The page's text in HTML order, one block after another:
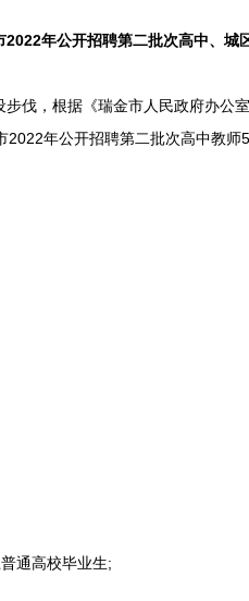
年公开招聘第二批次高中、城
，根据《瑞金市人民政府办公室
年公开招聘第二批次高中教
通高校毕业生;